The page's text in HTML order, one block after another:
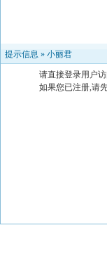
提示信息 » 小丽君
请直接登录用户
如果您已注册,请